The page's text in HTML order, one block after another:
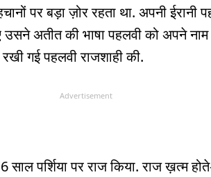
पर बड़ा ज़ोर रहता था. अपनी
अतीत की भाषा पहलवी को अपने
गई पहलवी राजशाही की.
Advertisement
पर्शिया पर राज किया. राज ख़त्म